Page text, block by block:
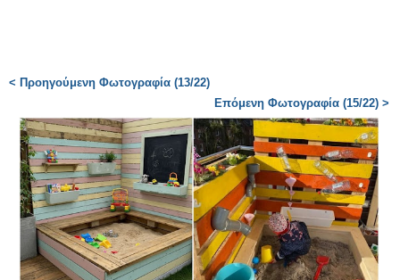
< Προηγούμενη Φωτογραφία (13/22)
Επόμενη Φωτογραφία (15/22) >